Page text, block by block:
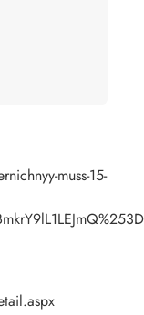
muss-15-